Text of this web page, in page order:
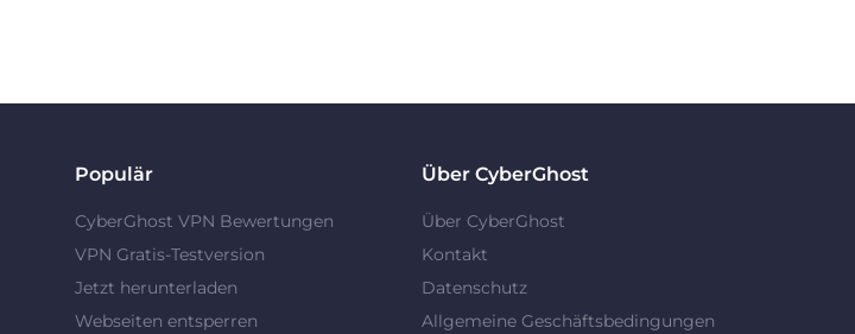
Populär
CyberGhost VPN Bewertungen
VPN Gratis-Testversion
Jetzt herunterladen
Webseiten entsperren
Über CyberGhost
Über CyberGhost
Kontakt
Datenschutz
Allgemeine Geschäftsbedingungen